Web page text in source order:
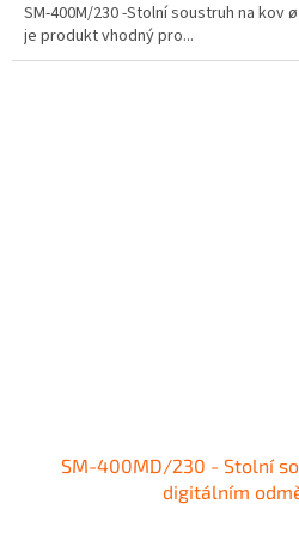
SM-400M/230 -Stolní soustruh na kov
je produkt vhodný pro...
SM-400MD/230 - Stolní
digitálním